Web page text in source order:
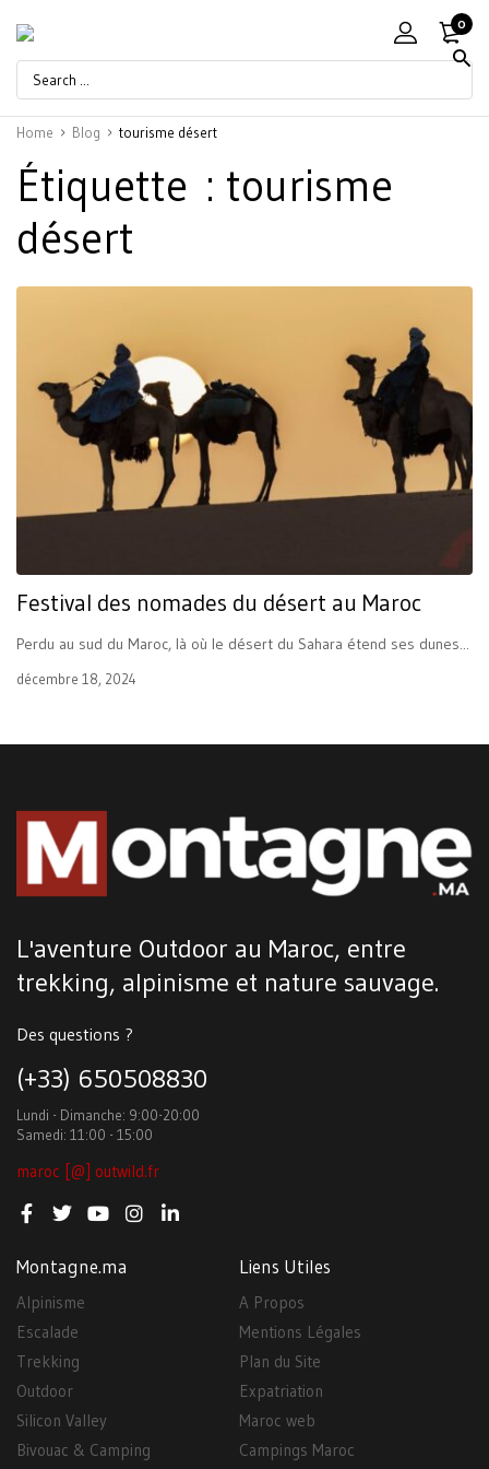
0
Home Blog tourisme désert
Étiquette : tourisme
désert
Festival des nomades du désert au Maroc
Perdu au sud du Maroc, là où le désert du Sahara étend ses dunes...
décembre 18, 2024
L'aventure Outdoor au Maroc, entre
trekking, alpinisme et nature sauvage.
Des questions ?
(+33) 650508830
Lundi - Dimanche: 9:00-20:00
Samedi: 11:00 - 15:00
maroc [@] outwild.fr
Montagne.ma
Alpinisme
Escalade
Trekking
Outdoor
Silicon Valley
Bivouac & Camping
Liens Utiles
A Propos
Mentions Légales
Plan du Site
Expatriation
Maroc web
Campings Maroc